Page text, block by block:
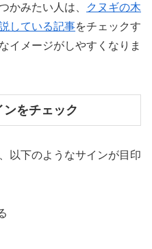
かみたい人は、
クヌギの木
している記事をチェックす
イメージがしやすくなりま
をチェック
以下のようなサインが目印